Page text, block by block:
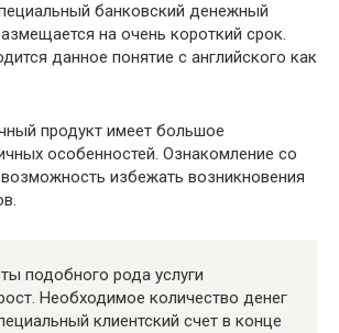
банковский денежный
на очень короткий срок.
данное понятие с английского как
продукт имеет большое
особенностей. Ознакомление со
избежать возникновения
подобного рода услуги
Необходимое количество денег
клиентский счет в конце